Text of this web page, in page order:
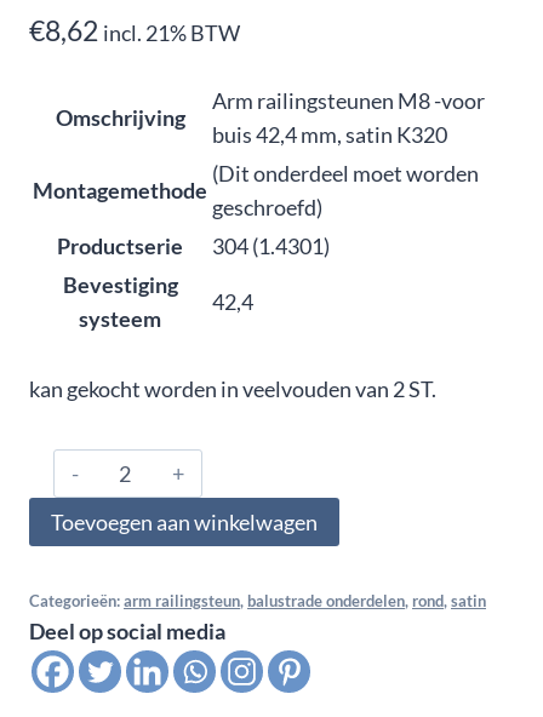
€8,62 incl. 21% BTW
Omschrijving
Arm railingsteunen M8 -voor
buis 42,4 mm, satin K320
Montagemethode
(Dit onderdeel moet worden
geschroefd)
Productserie
304 (1.4301)
Bevestiging
systeem
42,4
kan gekocht worden in veelvouden van 2 ST.
304.420.0361,
Arm
railingsteunen
-
voor
buis
Toevoegen aan winkelwagen
Categorieën: arm railingsteun, balustrade onderdelen, rond, satin
Deel op social media